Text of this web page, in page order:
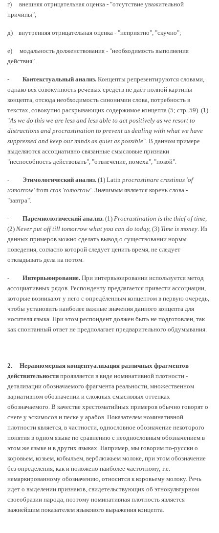
г) внешняя отрицательная оценка - "отсутствие уважительной
причины";
д) внутренняя отрицательная оценка - "неприятно", "скучно";
е) модальность долженствования - "необходимость выполнения
действия".
- Контекстуальный анализ. Концепты репрезентируются словами,
однако вся совокупность речевых средств не даёт полной картины
концепта, отсюда необходимость синонимии слова, потребность в
текстах, совокупно раскрывающих содержимое концепта (5; стр. 59). (1)
"As we do this we are less and less able to act positively as we resort to
distractions and procrastination to prevent us dealing with what we have
suppressed and keep our minds as quiet as possible". В данном примере
выделяются ассоциативно связанные смысловые признаки
"неспособность действовать", "отвлечение, помеха", "покой".
- Этимологический анализ. (1) Latin procrastinare crastinus 'of
tomorrow' from cras 'tomorrow'. Значимым является корень слова -
"завтра".
- Паремиологический анализ. (1) Procrastination is the thief of time,
(2) Never put off till tomorrow what you can do today, (3) Time is money. Из
данных примеров можно сделать вывод о существовании нормы
поведения, согласно которой следует ценить время, не следует
откладывать дела на потом.
- Интервьюирование. При интервьюировании используется метод
ассоциативных рядов. Респонденту предлагается привести ассоциации,
которые возникают у него с опредёленным концептом в первую очередь,
чтобы установить наиболее важные значения данного концепта для
носителя языка. При этом респондент должен быть не подготовлен, так
как спонтанный ответ не предполагает предварительного обдумывания.
2. Неравномерная концептуализация различных фрагментов
действительности проявляется в виде номинативной плотности -
детализации обозначаемого фрагмента реальности, множественном
вариативном обозначении и сложных смысловых оттенках
обозначаемого. В качестве хрестоматийных примеров обычно говорят о
снеге у эскимосов и песке у арабов. Показателем номинативной
плотности является, в частности, однословное обозначение некоторого
понятия в одном языке по сравнению с неоднословным обозначением в
этом же языке и в других языках. Например, мы говорим по-русски о
коровьем, козьем, кобыльем, верблюжьем молоке, при этом обозначение
без определения, как и положено наиболее частотному, т.е.
немаркированному обозначению, относится к коровьему молоку. Речь
идет о выделении признаков, свидетельствующих об этнокультурном
своеобразии народа, поэтому номинативная плотность является
важнейшим показателем языкового выражения концепта.